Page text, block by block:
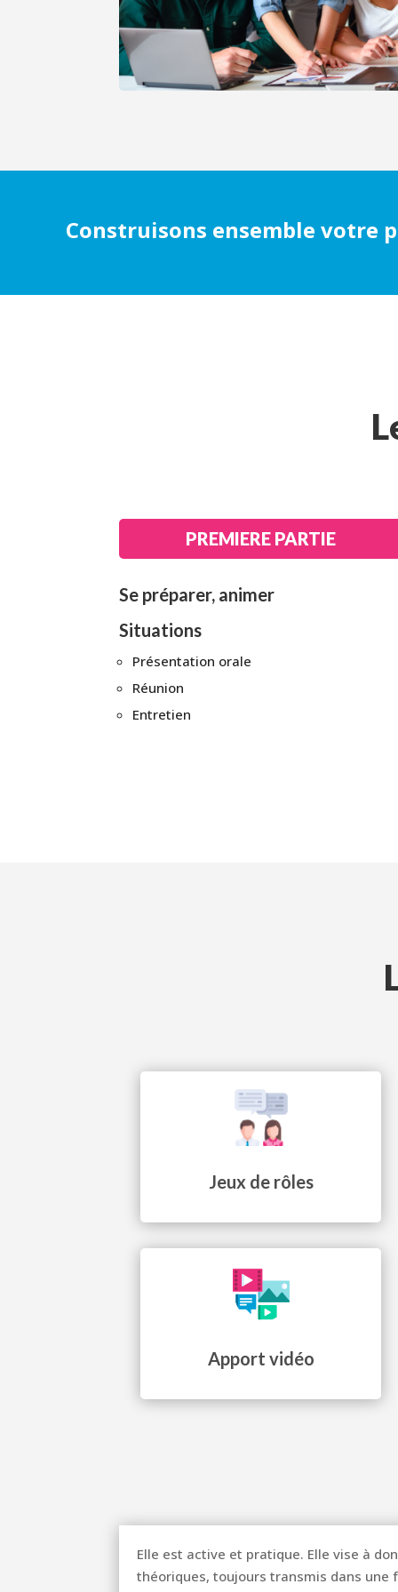
Construisons ensemble votre
PREMIERE PARTIE
Se préparer, animer
Situations
Présentation orale
Réunion
Entretien
Jeux de rôles
Apport vidéo
Elle est active et pratique. Elle vise à
théoriques, toujours transmis dans